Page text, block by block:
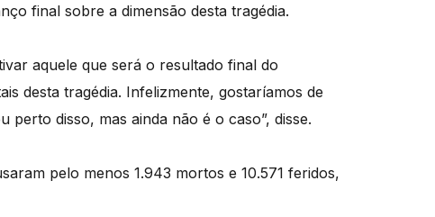
final sobre a dimensão desta tragédia.
aquele que será o resultado final do
desta tragédia. Infelizmente, gostaríamos de
disso, mas ainda não é o caso”, disse.
pelo menos 1.943 mortos e 10.571 feridos,